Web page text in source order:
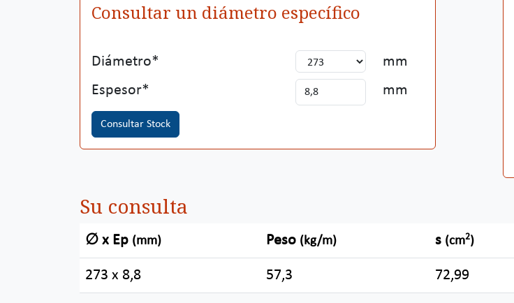
Consultar un diámetro específico
Diámetro
mm
Espesor
mm
Consultar Stock
Su consulta
∅ x Ep (mm) Peso (kg/m) s (cm2)
273 x 8,8 57,3 72,99